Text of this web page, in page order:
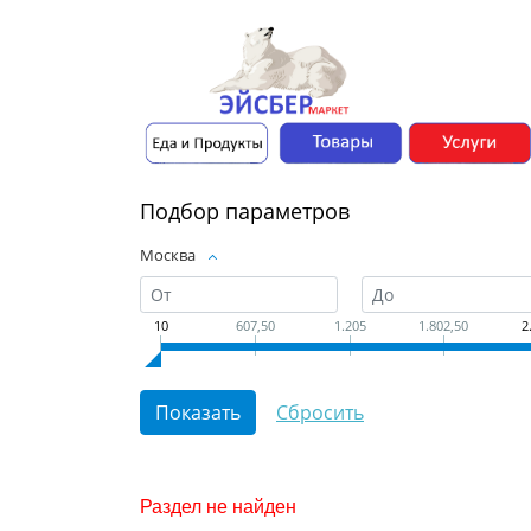
Подбор параметров
Москва
10 607,50 1.205 1.802,50
Раздел не найден